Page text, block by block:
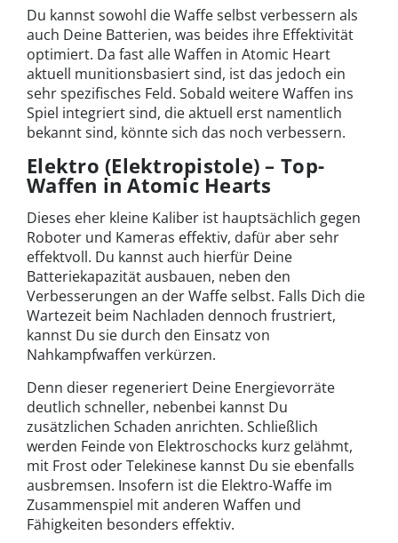
Du kannst sowohl die Waffe selbst verbessern als
auch Deine Batterien, was beides ihre Effektivität
optimiert. Da fast alle Waffen in Atomic Heart
aktuell munitionsbasiert sind, ist das jedoch ein
sehr spezifisches Feld. Sobald weitere Waffen ins
Spiel integriert sind, die aktuell erst namentlich
bekannt sind, könnte sich das noch verbessern.
Elektro (Elektropistole) – Top-
Waffen in Atomic Hearts
Dieses eher kleine Kaliber ist hauptsächlich gegen
Roboter und Kameras effektiv, dafür aber sehr
effektvoll. Du kannst auch hierfür Deine
Batteriekapazität ausbauen, neben den
Verbesserungen an der Waffe selbst. Falls Dich die
Wartezeit beim Nachladen dennoch frustriert,
kannst Du sie durch den Einsatz von
Nahkampfwaffen verkürzen.
Denn dieser regeneriert Deine Energievorräte
deutlich schneller, nebenbei kannst Du
zusätzlichen Schaden anrichten. Schließlich
werden Feinde von Elektroschocks kurz gelähmt,
mit Frost oder Telekinese kannst Du sie ebenfalls
ausbremsen. Insofern ist die Elektro-Waffe im
Zusammenspiel mit anderen Waffen und
Fähigkeiten besonders effektiv.